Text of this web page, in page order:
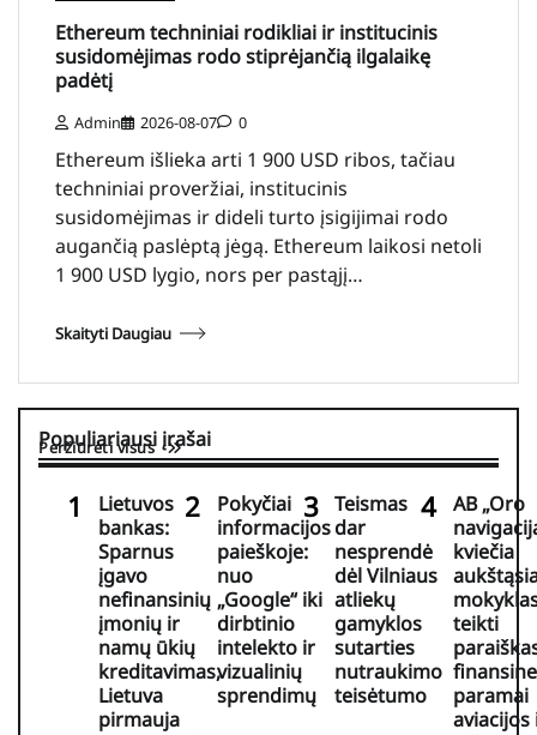
Ethereum techniniai rodikliai ir institucinis
susidomėjimas rodo stiprėjančią ilgalaikę
padėtį
Admin 2026-08-07 0
Ethereum išlieka arti 1 900 USD ribos, tačiau
techniniai proveržiai, institucinis
susidomėjimas ir dideli turto įsigijimai rodo
augančią paslėptą jėgą. Ethereum laikosi netoli
1 900 USD lygio, nors per pastąjį…
Skaityti Daugiau
Populiariausi įrašai
Peržiūrėti visus
Lietuvos
bankas:
Sparnus
įgavo
nefinansinių
įmonių ir
namų ūkių
kreditavimas,
Lietuva
pirmauja
Pokyčiai
informacijos
paieškoje:
nuo
„Google“ iki
dirbtinio
intelekto ir
vizualinių
sprendimų
Teismas
dar
nesprendė
dėl Vilniaus
atliekų
gamyklos
sutarties
nutraukimo
teisėtumo
AB „Oro
kviečia
teikti
paramai
aviacijos